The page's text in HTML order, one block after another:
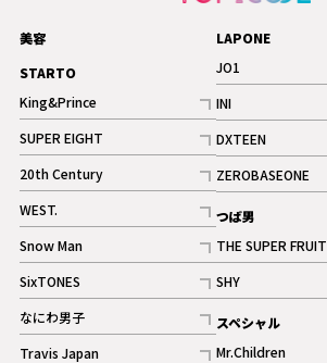
美容
STARTO
King&Prince
記事
SUPER EIGHT
記事
20th Century
記事
WEST.
記事
Snow Man
記事
ギャラリー
SixTONES
記事
ギャラリー
なにわ男子
記事
Travis Japan
LAPONE
JO1
記事
INI
記事
ギャラリー
DXTEEN
記事
ギャラリー
ZEROBASEONE
記事
つば男
THE SUPER FRUIT
記事
SHY
記事
スペシャル
Mr.Children